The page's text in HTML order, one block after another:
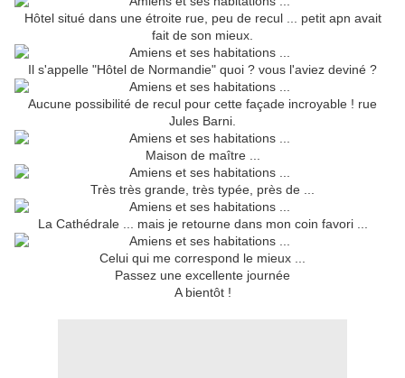
Hôtel situé dans une étroite rue, peu de recul ... petit apn avait
fait de son mieux.
Il s'appelle "Hôtel de Normandie" quoi ? vous l'aviez deviné ?
Aucune possibilité de recul pour cette façade incroyable ! rue
Jules Barni.
Maison de maître ...
Très très grande, très typée, près de ...
La Cathédrale ... mais je retourne dans mon coin favori ...
Celui qui me correspond le mieux ...
Passez une excellente journée
A bientôt !